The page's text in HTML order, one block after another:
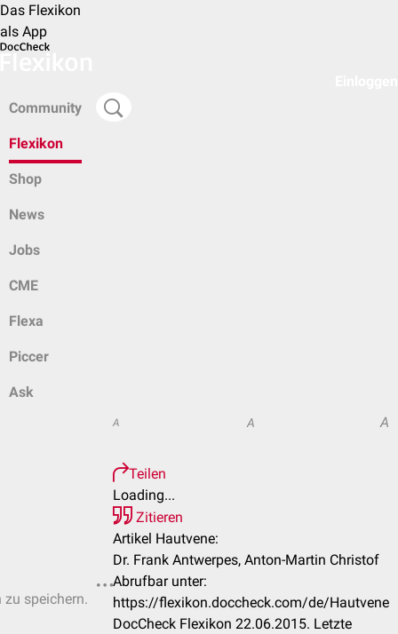
Das Flexikon
als App
Community
Flexikon
Shop
News
Jobs
CME
Flexa
Piccer
Ask
zu speichern.
A A A
Teilen
Loading...
Zitieren
Artikel Hautvene:
Dr. Frank Antwerpes, Anton-Martin Christof
Abrufbar unter:
https://flexikon.doccheck.com/de/Hautvene
DocCheck Flexikon 22.06.2015. Letzte